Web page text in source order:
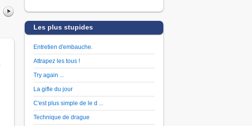
Les plus stupides
Entretien d'embauche.
Attrapez les tous !
Try again ...
La gifle du jour
C'est plus simple de le d ...
Technique de drague